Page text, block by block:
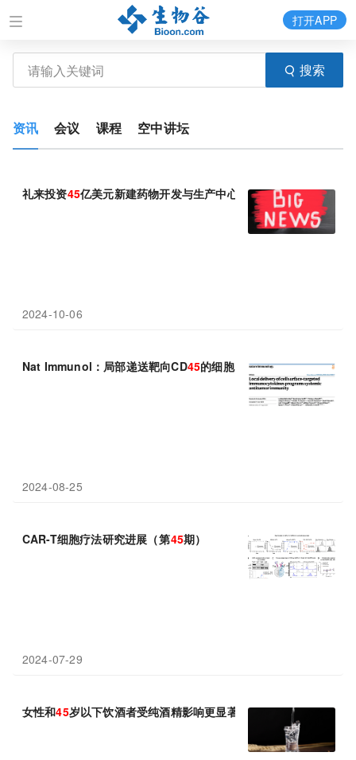
搜索
打开APP
资讯 会议 课程 空中讲坛
礼来投资45亿美元新建药物开发与生产中心
2024-10-06
Nat Immunol：局部递送靶向CD45的细胞因子可提高肿瘤治疗效
2024-08-25
CAR-T细胞疗法研究进展（第45期）
2024-07-29
女性和45岁以下饮酒者受纯酒精影响更显著